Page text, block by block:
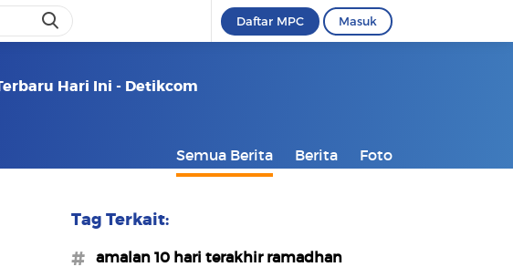
Daftar MPC Masuk
Hari Ini - Detikcom
Semua Berita Berita Foto
Tag Terkait:
#amalan 10 hari terakhir ramadhan